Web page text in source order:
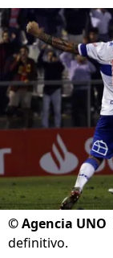
©Agencia UNO
definitivo.